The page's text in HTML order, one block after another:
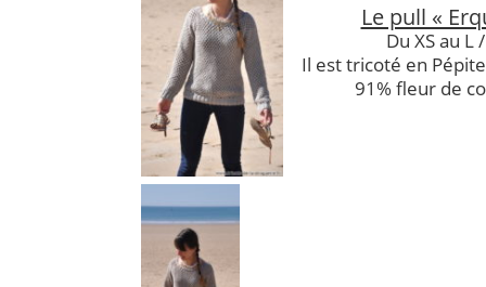
Le pull «
Du XS au L
Il est tricoté en
91% fleur de